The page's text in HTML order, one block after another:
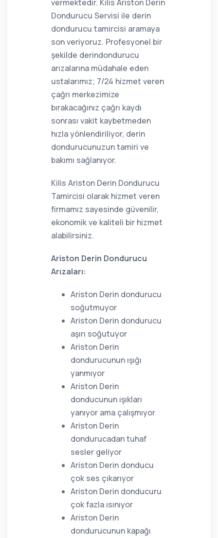
vermektedir. Kilis Ariston Derin
Dondurucu Servisi ile derin
dondurucu tamircisi aramaya
son veriyoruz. Profesyonel bir
şekilde derindondurucu
arızalarına müdahale eden
ustalarımız; 7/24 hizmet veren
çağrı merkezimize
bırakacağınız çağrı kaydı
sonrası vakit kaybetmeden
hızla yönlendiriliyor, derin
dondurucunuzun tamiri ve
bakımı sağlanıyor.
Kilis Ariston Derin Dondurucu
Tamircisi olarak hizmet veren
firmamız sayesinde güvenilir,
ekonomik ve kaliteli bir hizmet
alabilirsiniz.
Ariston Derin Dondurucu
Arızaları:
Ariston Derin dondurucu
soğutmuyor
Ariston Derin dondurucu
aşırı soğutuyor
Ariston Derin
dondurucunun ışığı
yanmıyor
Ariston Derin
donducunun ışıkları
yanıyor ama çalışmıyor
Ariston Derin
dondurucadan tuhaf
sesler geliyor
Ariston Derin donducu
çok ses çıkarıyor
Ariston Derin donducuru
çok fazla ısınıyor
Ariston Derin
dondurucunun kapağı